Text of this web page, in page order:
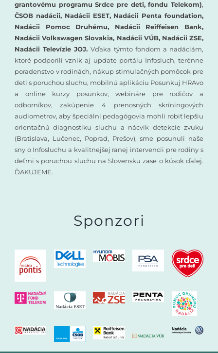
grantovému programu Srdce pre deti, fondu Telekom),
ČSOB nadácii, Nadácii ESET, Nadácii Penta foundation,
Nadácii Pomoc Druhému, Nadácii Reiffeisen Bank,
Nadácii Volkswagen Slovakia, Nadácii VÚB, Nadácii ZSE,
Nadácii Televízie JOJ.Vďaka týmto fondom a nadáciám,
ktoré podporili vznik aj update portálu Infosluch, terénne
poradenstvo v rodinách, nákup stimulačných pomôcok pre
deti s poruchou sluchu, mobilnú aplikáciu Posunkuj HRAvo
a online kurzy posunkov, webináre pre rodičov a
odborníkov, zakúpenie 4 prenosných skríningových
audiometrov, aby špeciálni pedagógovia mohli robiť lepšiu
orientačnú diagnostiku sluchu a nácvik detekcie zvuku
(Bratislava, Lučenec, Poprad, Prešov), sme posunuli naše
sny o Infosluchu a kvalitnejšej ranej intervencii pre rodiny s
deťmi s poruchou sluchu na Slovensku zase o kúsok ďalej.
ĎAKUJEME.
Sponzori